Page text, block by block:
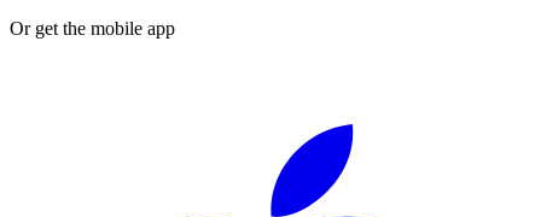
Or get the mobile app